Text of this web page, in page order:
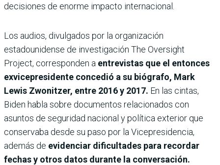
decisiones de enorme impacto internacional.
Los audios, divulgados por la organización
estadounidense de investigación The Oversight
Project, corresponden a entrevistas que el entonces
exvicepresidente concedió a su biógrafo, Mark
Lewis Zwonitzer, entre 2016 y 2017. En las cintas,
Biden habla sobre documentos relacionados con
asuntos de seguridad nacional y política exterior que
conservaba desde su paso por la Vicepresidencia,
además de evidenciar dificultades para recordar
fechas y otros datos durante la conversación.